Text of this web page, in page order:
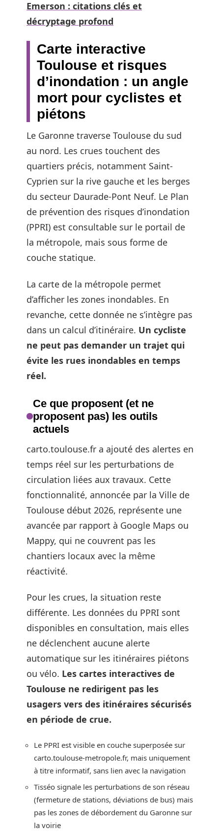
Emerson : citations clés et
décryptage profond
Carte interactive
Toulouse et risques
d’inondation : un angle
mort pour cyclistes et
piétons
Le Garonne traverse Toulouse du sud
au nord. Les crues touchent des
quartiers précis, notamment Saint-
Cyprien sur la rive gauche et les berges
du secteur Daurade-Pont Neuf. Le Plan
de prévention des risques d’inondation
(PPRI) est consultable sur le portail de
la métropole, mais sous forme de
couche statique.
La carte de la métropole permet
d’afficher les zones inondables. En
revanche, cette donnée ne s’intègre pas
dans un calcul d’itinéraire. Un cycliste
ne peut pas demander un trajet qui
évite les rues inondables en temps
réel.
Ce que proposent (et ne
proposent pas) les outils
actuels
carto.toulouse.fr a ajouté des alertes en
temps réel sur les perturbations de
circulation liées aux travaux. Cette
fonctionnalité, annoncée par la Ville de
Toulouse début 2026, représente une
avancée par rapport à Google Maps ou
Mappy, qui ne couvrent pas les
chantiers locaux avec la même
réactivité.
Pour les crues, la situation reste
différente. Les données du PPRI sont
disponibles en consultation, mais elles
ne déclenchent aucune alerte
automatique sur les itinéraires piétons
ou vélo. Les cartes interactives de
Toulouse ne redirigent pas les
usagers vers des itinéraires sécurisés
en période de crue.
Le PPRI est visible en couche superposée sur
carto.toulouse-metropole.fr, mais uniquement
à titre informatif, sans lien avec la navigation
Tisséo signale les perturbations de son réseau
(fermeture de stations, déviations de bus) mais
pas les zones de débordement du Garonne sur
la voirie